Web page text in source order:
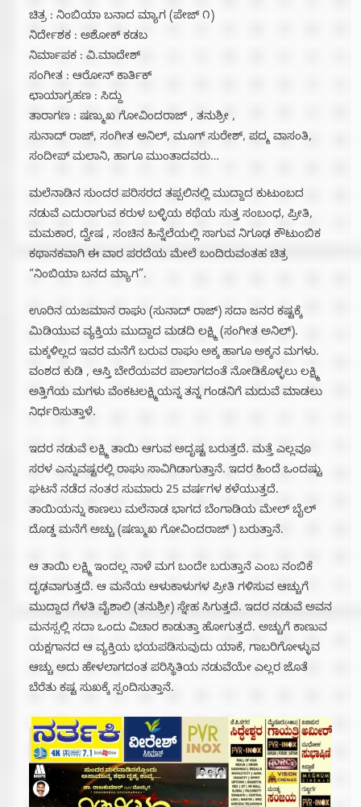
ಚಿತ್ರ : ನಿಂಬಿಯಾ ಬನಾದ ಮ್ಯಾಗ (ಪೇಜ್ ೧)
ನಿರ್ದೇಶಕ : ಅಶೋಕ್ ಕಡಬ
ನಿರ್ಮಾಪಕ : ವಿ.ಮಾದೇಶ್
ಸಂಗೀತ : ಆರೋನ್ ಕಾರ್ತಿಕ್
ಛಾಯಾಗ್ರಹಣ : ಸಿದ್ದು
ತಾರಾಗಣ : ಷಣ್ಮುಖ ಗೋವಿಂದರಾಜ್ , ತನುಶ್ರೀ ,
ಸುನಾದ್ ರಾಜ್, ಸಂಗೀತ ಅನಿಲ್, ಮೂಗ್ ಸುರೇಶ್, ಪದ್ಮ ವಾಸಂತಿ,
ಸಂದೀಪ್ ಮಲಾನಿ, ಹಾಗೂ ಮುಂತಾದವರು…
ಮಲೆನಾಡಿನ ಸುಂದರ ಪರಿಸರದ ತಪ್ಪಲಿನಲ್ಲಿ ಮುದ್ದಾದ ಕುಟುಂಬದ
ನಡುವೆ ಎದುರಾಗುವ ಕರುಳ ಬಳ್ಳಿಯ ಕಥೆಯ ಸುತ್ತ ಸಂಬಂಧ, ಪ್ರೀತಿ,
ಮಮಕಾರ, ದ್ವೇಷ , ಸಂಚಿನ ಹಿನ್ನೆಲೆಯಲ್ಲಿ ಸಾಗುವ ನಿಗೂಢ ಕೌಟುಂಬಿಕ
ಕಥಾನಕವಾಗಿ ಈ ವಾರ ಪರದೆಯ ಮೇಲೆ ಬಂದಿರುವಂತಹ ಚಿತ್ರ
“ನಿಂಬಿಯಾ ಬನದ‌ ಮ್ಯಾಗ”.
ಊರಿನ ಯಜಮಾನ ರಾಘು (ಸುನಾದ್ ರಾಜ್) ಸದಾ ಜನರ ಕಷ್ಟಕ್ಕೆ
ಮಿಡಿಯುವ ವ್ಯಕ್ತಿಯ ಮುದ್ದಾದ ಮಡದಿ ಲಕ್ಷ್ಮಿ (ಸಂಗೀತ ಅನಿಲ್).
ಮಕ್ಕಳಿಲ್ಲದ ಇವರ ಮನೆಗೆ ಬರುವ ರಾಘು ಅಕ್ಕ ಹಾಗೂ ಅಕ್ಕನ ಮಗಳು.
ವಂಶದ ಕುಡಿ , ಆಸ್ತಿ ಬೇರೆಯವರ ಪಾಲಾಗದಂತೆ ನೋಡಿಕೊಳ್ಳಲು ಲಕ್ಷ್ಮಿ
ಅತ್ತಿಗೆಯ ಮಗಳು ವೆಂಕಟಲಕ್ಷ್ಮಿಯನ್ನ ತನ್ನ ಗಂಡನಿಗೆ ಮದುವೆ ಮಾಡಲು
ನಿರ್ಧರಿಸುತ್ತಾಳೆ.
ಇದರ ನಡುವೆ ಲಕ್ಷ್ಮಿ ತಾಯಿ ಆಗುವ ಅದೃಷ್ಟ ಬರುತ್ತದೆ. ಮತ್ತೆ ಎಲ್ಲವೂ
ಸರಳ ಎನ್ನುವಷ್ಟರಲ್ಲಿ ರಾಘು ಸಾವಿಗಿಡಾಗುತ್ತಾನೆ. ಇದರ ಹಿಂದೆ ಒಂದಷ್ಟು
ಘಟನೆ ನಡೆದ ನಂತರ ಸುಮಾರು 25 ವರ್ಷಗಳ ಕಳೆಯುತ್ತದೆ.
ತಾಯಿಯನ್ನು ಕಾಣಲು ಮಲೆನಾಡ ಭಾಗದ ಬೆಂಗಾಡಿಯ ಮೇಲ್ ಬೈಲ್
ದೊಡ್ಡ ಮನೆಗೆ ಅಚ್ಚು (ಷಣ್ಮುಖ ಗೋವಿಂದರಾಜ್ ) ಬರುತ್ತಾನೆ.
ಆ ತಾಯಿ ಲಕ್ಷ್ಮಿ ಇಂದಲ್ಲ ನಾಳೆ ಮಗ ಬಂದೇ ಬರುತ್ತಾನೆ ಎಂಬ ನಂಬಿಕೆ
ದೃಢವಾಗುತ್ತದೆ. ಆ ಮನೆಯ ಆಳುಕಾಳುಗಳ ಪ್ರೀತಿ ಗಳಿಸುವ ಆಚ್ಚುಗೆ
ಮುದ್ದಾದ ಗೆಳತಿ ವೈಶಾಲಿ (ತನುಶ್ರೀ) ಸ್ನೇಹ ಸಿಗುತ್ತದೆ. ಇದರ ನಡುವೆ ಅವನ
ಮನಸ್ಸಲ್ಲಿ ಸದಾ ಒಂದು ವಿಚಾರ ಕಾಡುತ್ತಾ ಹೋಗುತ್ತದೆ. ಅಚ್ಚುಗೆ ಕಾಣುವ
ಯಕ್ಷಗಾನದ ಆ ವ್ಯಕ್ತಿಯ ಭಯಪಡಿಸುವುದು ಯಾಕೆ, ಗಾಬರಿಗೋಳ್ಳುವ
ಆಚ್ಚು ಅದು ಹೇಳಲಾಗದಂತ ಪರಿಸ್ಥಿತಿಯ ನಡುವೆಯೇ ಎಲ್ಲರ ಜೊತೆ
ಬೆರೆತು ಕಷ್ಟ ಸುಖಕ್ಕೆ ಸ್ಪಂದಿಸುತ್ತಾನೆ.